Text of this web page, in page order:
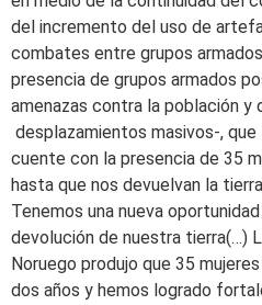
del incremento del uso de
combates entre grupos
presencia de grupos armados
amenazas contra la población y
desplazamientos masivos-,
cuente con la presencia de 35
hasta que nos devuelvan la
Tenemos una nueva
devolución de nuestra tierra(…)
Noruego produjo que 35
dos años y hemos logrado